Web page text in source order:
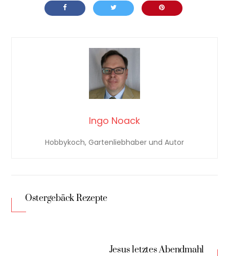
Ingo Noack
Hobbykoch, Gartenliebhaber und Autor
Ostergebäck Rezepte
Jesus letztes Abendmahl